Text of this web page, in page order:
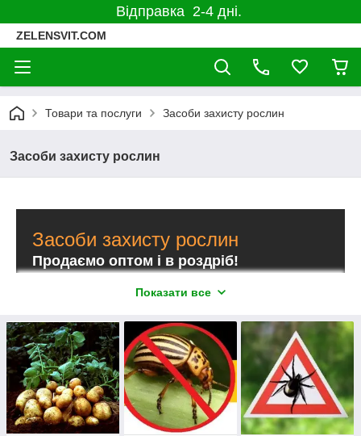
Відправка 2-4 дні.
ZELENSVIT.COM
Товари та послуги Засоби захисту рослин
Засоби захисту рослин
Засоби захисту рослин
Продаємо оптом і в роздріб!
приживлюваність рослин, врожайність посівів і
рослини від патогенних факторів допоможуть
пестициди. Пропонуємо продукцію
28топ-брендів України і світу, опт і роздріб, знижки,
профільні консультації експертів!
Хочу захистити свої рослини!
Показати все